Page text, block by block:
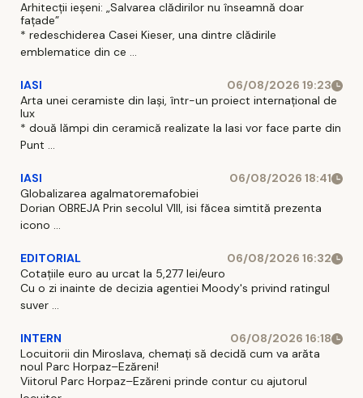
Arhitecții ieșeni: „Salvarea clădirilor nu înseamnă doar
fațade”
* redeschiderea Casei Kieser, una dintre clădirile
emblematice din ce ...
IASI
06/08/2026 19:23
Arta unei ceramiste din Iași, într-un proiect internațional de
lux
* două lămpi din ceramică realizate la Iasi vor face parte din
Punt ...
IASI
06/08/2026 18:41
Globalizarea agalmatoremafobiei
Dorian OBREJA Prin secolul VIII, isi făcea simtită prezenta
icono ...
EDITORIAL
06/08/2026 16:32
Cotațiile euro au urcat la 5,277 lei/euro
Cu o zi inainte de decizia agentiei Moody's privind ratingul
suver ...
INTERN
06/08/2026 16:18
Locuitorii din Miroslava, chemați să decidă cum va arăta
noul Parc Horpaz–Ezăreni!
Viitorul Parc Horpaz–Ezăreni prinde contur cu ajutorul